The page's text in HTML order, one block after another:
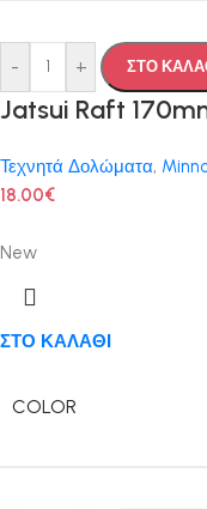
- + ΣΤΟ
Jatsui Raft
Τεχνητά Δολώματα,
18.00€
New
ΣΤΟ ΚΑΛΑΘΙ
COLOR